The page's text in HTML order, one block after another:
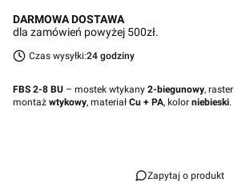
DARMOWA DOSTAWA
dla zamówień powyżej 500zł.
Czas wysyłki:24 godziny
FBS 2-8 BU – mostek wtykany 2-biegunowy, raster
montaż wtykowy, materiał Cu + PA, kolor niebieski.
Zapytaj o produkt